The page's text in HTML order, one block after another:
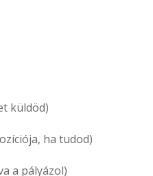
küldöd)
ha tudod)
a pályázol)